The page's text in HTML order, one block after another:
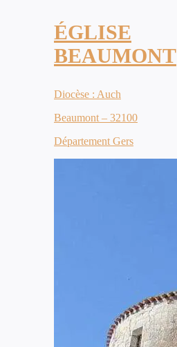
ÉGLISE
BEAUMONT
Diocèse : Auch
Beaumont – 32100
Département Gers